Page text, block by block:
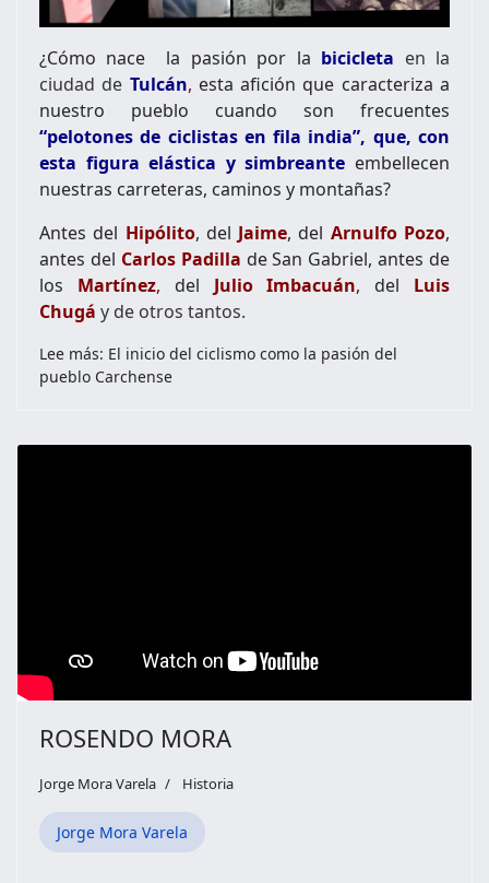
¿Cómo nace la pasión por la bicicleta en la
ciudad de Tulcán, esta afición que caracteriza a
nuestro pueblo cuando son frecuentes
“pelotones de ciclistas en fila india”, que, con
esta figura elástica y simbreante embellecen
nuestras carreteras, caminos y montañas?
Antes del Hipólito, del Jaime, del Arnulfo Pozo,
antes del Carlos Padilla de San Gabriel, antes de
los Martínez, del Julio Imbacuán, del Luis
Chugá y de otros tantos.
Lee más: El inicio del ciclismo como la pasión del
pueblo Carchense
ROSENDO MORA
Jorge Mora Varela Historia
Jorge Mora Varela